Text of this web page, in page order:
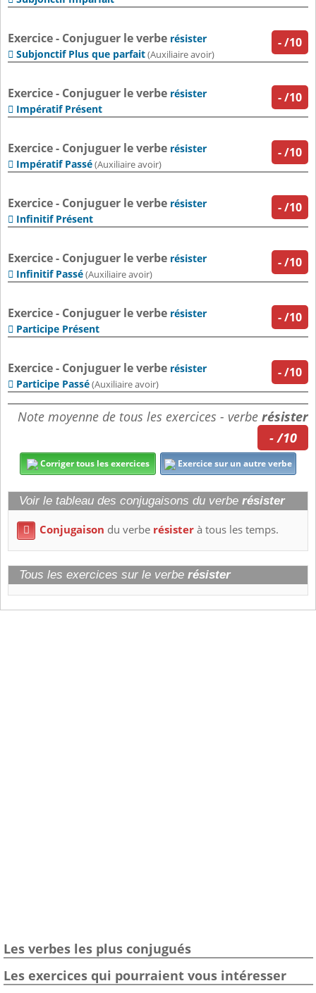
-/10
Exercice - Conjuguer le verbe résister
 Subjonctif Plus que parfait(Auxiliaire avoir)
-/10
Exercice - Conjuguer le verbe résister
 Impératif Présent
-/10
Exercice - Conjuguer le verbe résister
 Impératif Passé(Auxiliaire avoir)
-/10
Exercice - Conjuguer le verbe résister
 Infinitif Présent
-/10
Exercice - Conjuguer le verbe résister
 Infinitif Passé(Auxiliaire avoir)
-/10
Exercice - Conjuguer le verbe résister
 Participe Présent
-/10
Exercice - Conjuguer le verbe résister
 Participe Passé(Auxiliaire avoir)
Note moyenne de tous les exercices - verbe résister
- /10
Corriger tous les exercices Exercice sur un autre verbe
Voir le tableau des conjugaisons du verbe résister
 Conjugaison du verbe résisterà tous les temps.
Tous les exercices sur le verbe résister
Les verbes les plus conjugués
Les exercices qui pourraient vous intéresser